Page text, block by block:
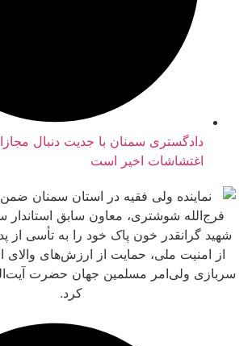
سمنان با جدیت دنبال مجازات عناصر
اخیر است